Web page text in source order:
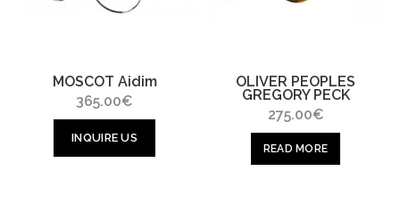
MOSCOT Aidim
365.00€
INQUIRE US
OLIVER PEOPLES
GREGORY PECK
275.00€
READ MORE